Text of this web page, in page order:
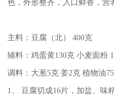
色，外形整齐，入口鲜香，营
主料：豆腐（北） 400克
辅料：鸡蛋黄130克 小麦面粉
调料：大葱5克 姜2克 植物油
1、 豆腐切成16片，加盐、味